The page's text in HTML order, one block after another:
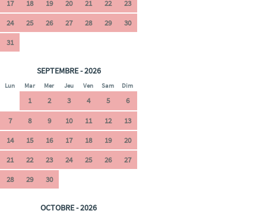
17 18 19 20 21 22
23
24
25 26 27 28 29
30
31
SEPTEMBRE - 2026
Lun Mar Mer Jeu Ven Sam Dim
1 2 3 4 5
6
7
8 9 10 11 12
13
14
15 16 17 18 19
20
21
22 23 24 25 26
27
28
29 30
OCTOBRE - 2026